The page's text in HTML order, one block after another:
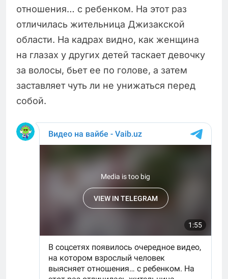
отношения… с ребенком. На этот раз
отличилась жительница Джизакской
области. На кадрах видно, как женщина
на глазах у других детей таскает девочку
за волосы, бьет ее по голове, а затем
заставляет чуть ли не унижаться перед
собой.